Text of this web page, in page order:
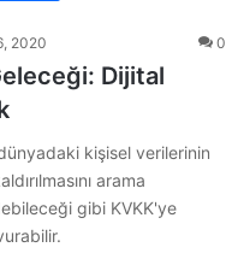
2020 0
Dijital
kişisel verilerinin
arama
gibi KVKK'ye